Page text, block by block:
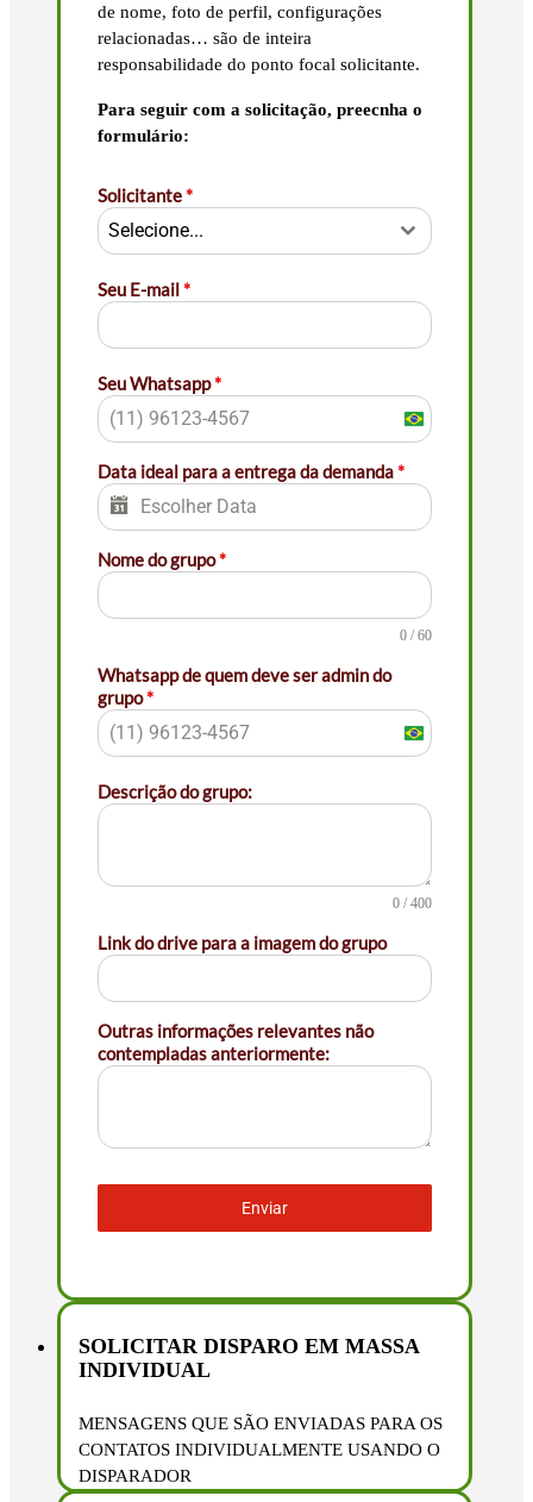
de nome, foto de perfil, configurações
relacionadas… são de inteira
responsabilidade do ponto focal solicitante.
Para seguir com a solicitação, preecnha o
formulário:
Solicitante*
Selecione...
Seu E-mail*
Seu Whatsapp*
Brazil
Data ideal para a entrega da demanda*
Nome do grupo*
0 / 60
Whatsapp de quem deve ser admin do
grupo*
Brazil
Descrição do grupo:
0 / 400
Link do drive para a imagem do grupo
Outras informações relevantes não
contempladas anteriormente:
Enviar
SOLICITAR DISPARO EM MASSA
INDIVIDUAL
MENSAGENS QUE SÃO ENVIADAS PARA OS
CONTATOS INDIVIDUALMENTE USANDO O
DISPARADOR